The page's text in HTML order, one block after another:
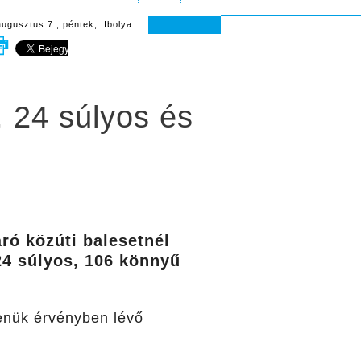
7., péntek, Ibolya
24 súlyos és
közúti balesetnél
súlyos, 106 könnyű
érvényben lévő